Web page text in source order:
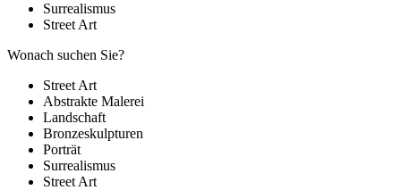
Surrealismus
Street Art
Wonach suchen Sie?
Street Art
Abstrakte Malerei
Landschaft
Bronzeskulpturen
Porträt
Surrealismus
Street Art